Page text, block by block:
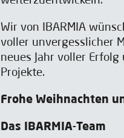
Wir von IBARMIA
voller unvergesslicher
neues Jahr voller
Projekte.
Frohe Weihnachten
Das IBARMIA-Team